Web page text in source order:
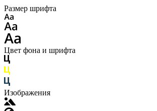
Размер шрифта
Цвет фона и шрифта
Изображения